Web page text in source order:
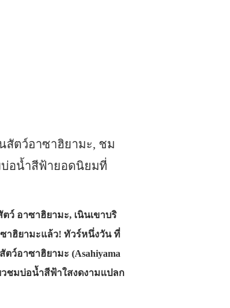
สัตว์อาซาฮิยามะ, ชม
บ่อน้ำสีฟ้ายอดนิยมที่
ว์ อาซาฮิยามะ, เนินเขาบริ
าฮิยามะแล้ว! ทัวร์หนึ่งวัน ที่
ว์อาซาฮิยามะ (Asahiyama
ชมบ่อน้ำสีฟ้าใสงดงามแปลก